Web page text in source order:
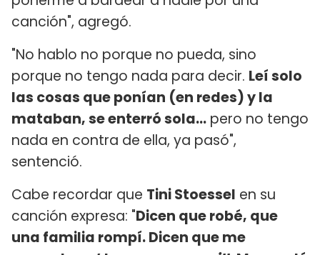
canción", agregó.
"No hablo no porque no pueda, sino
porque no tengo nada para decir. Leí solo
las cosas que ponían (en redes) y la
mataban, se enterró sola... pero no tengo
nada en contra de ella, ya pasó",
sentenció.
Cabe recordar que Tini Stoessel en su
canción expresa: "Dicen que robé, que
una familia rompí. Dicen que me